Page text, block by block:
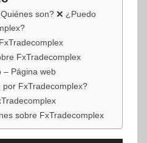
son? ❌ ¿Puedo
FxTradecomplex
– Página web
FxTradecomplex?
sobre FxTradecomplex